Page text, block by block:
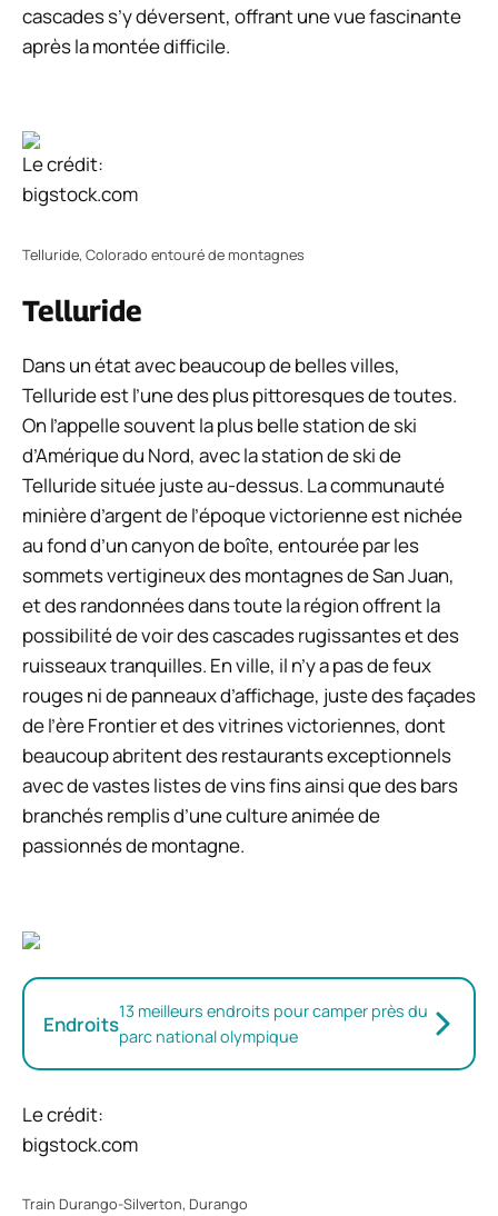
cascades s’y déversent, offrant une vue fascinante
après la montée difficile.
Le crédit:
bigstock.com
Telluride, Colorado entouré de montagnes
Telluride
Dans un état avec beaucoup de belles villes,
Telluride est l’une des plus pittoresques de toutes.
On l’appelle souvent la plus belle station de ski
d’Amérique du Nord, avec la station de ski de
Telluride située juste au-dessus. La communauté
minière d’argent de l’époque victorienne est nichée
au fond d’un canyon de boîte, entourée par les
sommets vertigineux des montagnes de San Juan,
et des randonnées dans toute la région offrent la
possibilité de voir des cascades rugissantes et des
ruisseaux tranquilles. En ville, il n’y a pas de feux
rouges ni de panneaux d’affichage, juste des façades
de l’ère Frontier et des vitrines victoriennes, dont
beaucoup abritent des restaurants exceptionnels
avec de vastes listes de vins fins ainsi que des bars
branchés remplis d’une culture animée de
passionnés de montagne.
Endroits13 meilleurs endroits pour camper près du
parc national olympique
Le crédit:
bigstock.com
Train Durango-Silverton, Durango